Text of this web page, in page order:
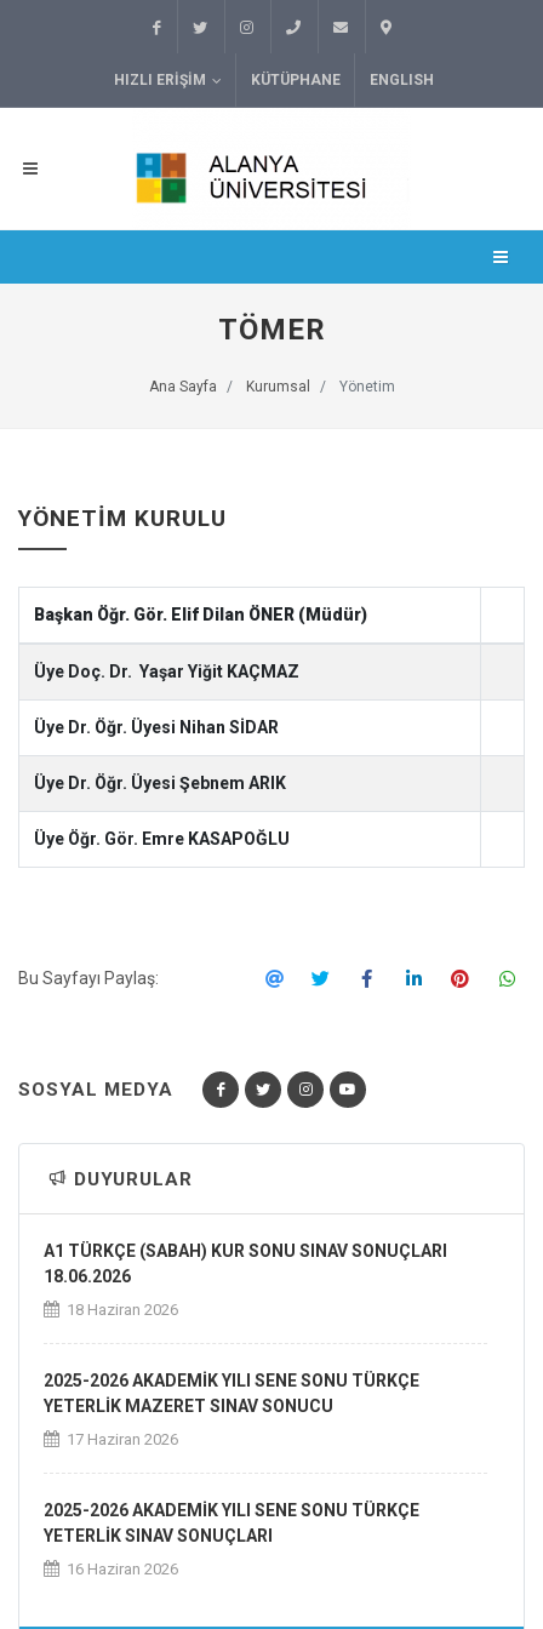
HIZLI ERIŞIM KÜTÜPHANE ENGLISH
TÖMER
Ana Sayfa Kurumsal Yönetim
YÖNETIM KURULU
Başkan Öğr. Gör. Elif Dilan ÖNER (Müdür)
Üye Doç. Dr. Yaşar Yiğit KAÇMAZ
Üye Dr. Öğr. Üyesi Nihan SİDAR
Üye Dr. Öğr. Üyesi Şebnem ARIK
Üye Öğr. Gör. Emre KASAPOĞLU
Bu Sayfayı Paylaş:
SOSYAL MEDYA
DUYURULAR
A1 TÜRKÇE (SABAH) KUR SONU SINAV SONUÇLARI
18.06.2026
18 Haziran 2026
2025-2026 AKADEMİK YILI SENE SONU TÜRKÇE
YETERLİK MAZERET SINAV SONUCU
17 Haziran 2026
2025-2026 AKADEMİK YILI SENE SONU TÜRKÇE
YETERLİK SINAV SONUÇLARI
16 Haziran 2026